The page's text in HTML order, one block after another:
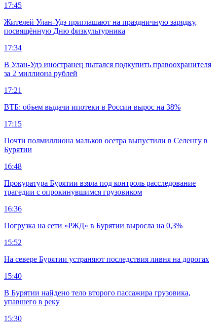
17:45
Жителей Улан-Удэ приглашают на праздничную зарядку,
посвящённую Дню физкультурника
17:34
В Улан-Удэ иностранец пытался подкупить правоохранителя
за 2 миллиона рублей
17:21
ВТБ: объем выдачи ипотеки в России вырос на 38%
17:15
Почти полмиллиона мальков осетра выпустили в Селенгу в
Бурятии
16:48
Прокуратура Бурятии взяла под контроль расследование
трагедии с опрокинувшимся грузовиком
16:36
Погрузка на сети «РЖД» в Бурятии выросла на 0,3%
15:52
На севере Бурятии устраняют последствия ливня на дорогах
15:40
В Бурятии найдено тело второго пассажира грузовика,
упавшего в реку
15:30